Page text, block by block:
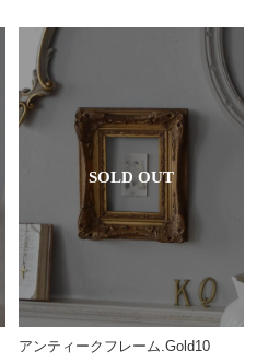
アンティークフレーム.Gold10